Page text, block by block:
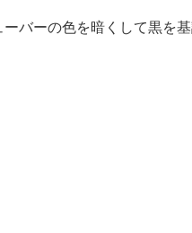
バーの色を暗くして黒を